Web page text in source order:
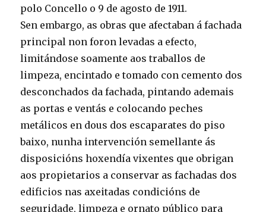
polo Concello o 9 de agosto de 1911.
Sen embargo, as obras que afectaban á fachada
principal non foron levadas a efecto,
limitándose soamente aos traballos de
limpeza, encintado e tomado con cemento dos
desconchados da fachada, pintando ademais
as portas e ventás e colocando peches
metálicos en dous dos escaparates do piso
baixo, nunha intervención semellante ás
disposicións hoxendía vixentes que obrigan
aos propietarios a conservar as fachadas dos
edificios nas axeitadas condicións de
seguridade, limpeza e ornato público para